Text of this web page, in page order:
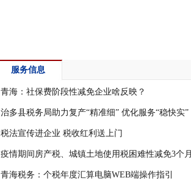
服务信息
青海：社保费阶段性减免企业啥反映？
治多县税务局助力复产“精准细” 优化服务“稳快实”
税法宣传进企业 税收红利送上门
疫情期间房产税、城镇土地使用税困难性减免3个月
青海税务：个税年度汇算电脑WEB端操作指引